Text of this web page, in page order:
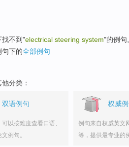
找不到"electrical steering system"的例句
句下的全部例句
分类：
双语例句
以按难度查看口语、
例句。
权威
例句来自权威英文
等，提供最专业的